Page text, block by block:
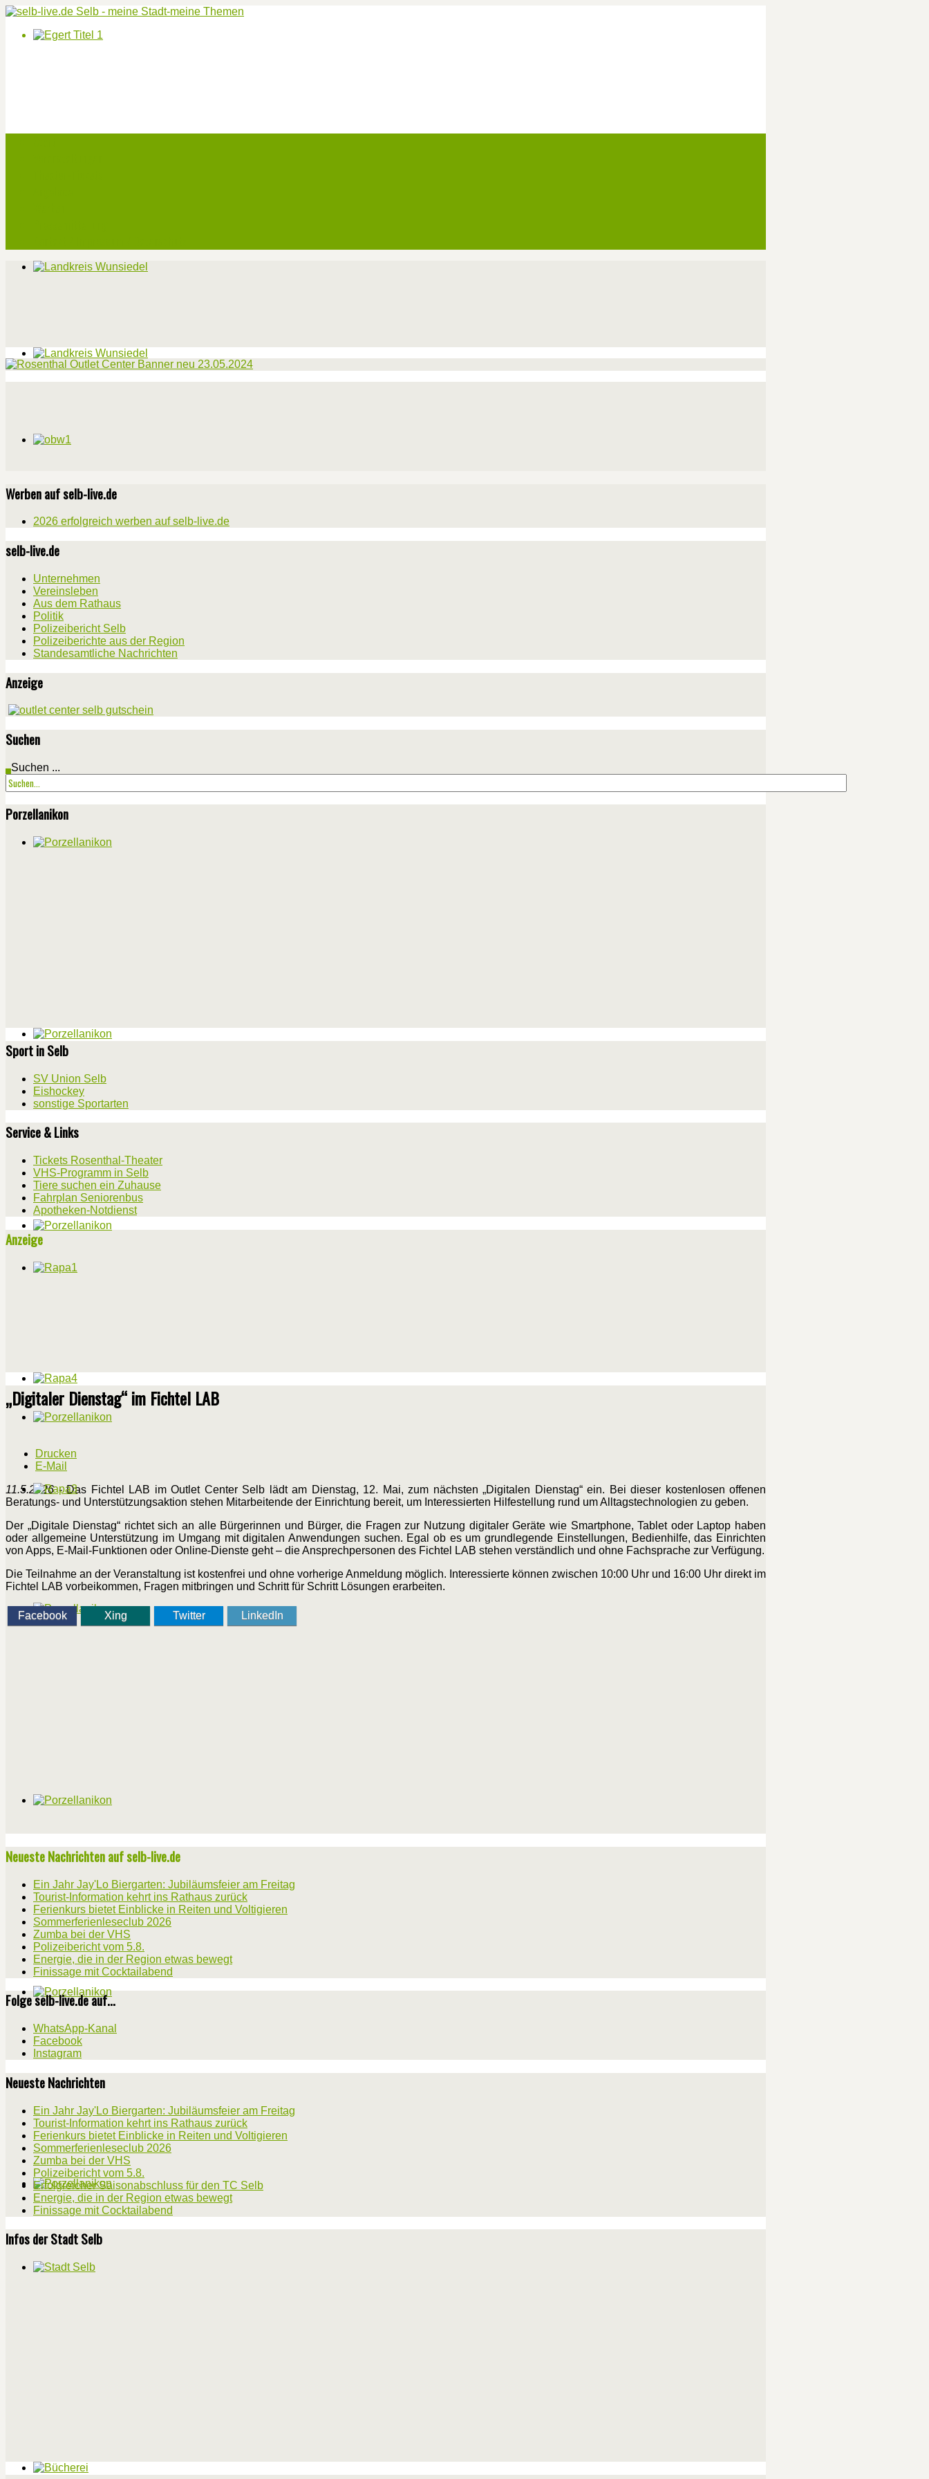
Werben auf selb-live.de
2026 erfolgreich werben auf selb-live.de
selb-live.de
Unternehmen
Vereinsleben
Aus dem Rathaus
Politik
Polizeibericht Selb
Polizeiberichte aus der Region
Standesamtliche Nachrichten
Anzeige
Suchen
Suchen ...
Porzellanikon
Sport in Selb
SV Union Selb
Eishockey
sonstige Sportarten
Service & Links
Tickets Rosenthal-Theater
VHS-Programm in Selb
Tiere suchen ein Zuhause
Fahrplan Seniorenbus
Apotheken-Notdienst
Anzeige
„Digitaler Dienstag“ im Fichtel LAB
Drucken
E-Mail
11.5.2026- Das Fichtel LAB im Outlet Center Selb lädt am Dienstag, 12. Mai, zum nächsten „Digitalen Dienstag“ ein. Bei dieser kostenlosen offenen
Beratungs- und Unterstützungsaktion stehen Mitarbeitende der Einrichtung bereit, um Interessierten Hilfestellung rund um Alltagstechnologien zu geben.
Der „Digitale Dienstag“ richtet sich an alle Bürgerinnen und Bürger, die Fragen zur Nutzung digitaler Geräte wie Smartphone, Tablet oder Laptop haben
oder allgemeine Unterstützung im Umgang mit digitalen Anwendungen suchen. Egal ob es um grundlegende Einstellungen, Bedienhilfe, das Einrichten
von Apps, E-Mail-Funktionen oder Online-Dienste geht – die Ansprechpersonen des Fichtel LAB stehen verständlich und ohne Fachsprache zur Verfügung.
Die Teilnahme an der Veranstaltung ist kostenfrei und ohne vorherige Anmeldung möglich. Interessierte können zwischen 10:00 Uhr und 16:00 Uhr direkt im
Fichtel LAB vorbeikommen, Fragen mitbringen und Schritt für Schritt Lösungen erarbeiten.
Facebook Xing Twitter LinkedIn
Neueste Nachrichten auf selb-live.de
Ein Jahr Jay'Lo Biergarten: Jubiläumsfeier am Freitag
Tourist-Information kehrt ins Rathaus zurück
Ferienkurs bietet Einblicke in Reiten und Voltigieren
Sommerferienleseclub 2026
Zumba bei der VHS
Polizeibericht vom 5.8.
Energie, die in der Region etwas bewegt
Finissage mit Cocktailabend
Folge selb-live.de auf...
WhatsApp-Kanal
Facebook
Instagram
Neueste Nachrichten
Ein Jahr Jay'Lo Biergarten: Jubiläumsfeier am Freitag
Tourist-Information kehrt ins Rathaus zurück
Ferienkurs bietet Einblicke in Reiten und Voltigieren
Sommerferienleseclub 2026
Zumba bei der VHS
Polizeibericht vom 5.8.
Erfolgreicher Saisonabschluss für den TC Selb
Energie, die in der Region etwas bewegt
Finissage mit Cocktailabend
Infos der Stadt Selb